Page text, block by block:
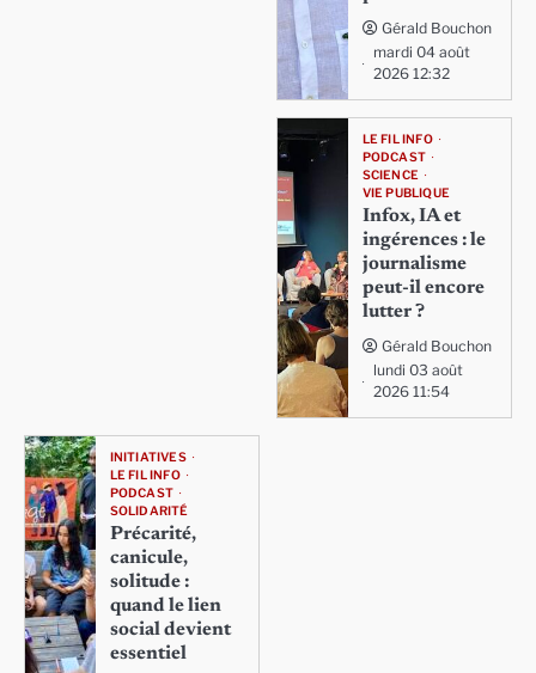
Gérald Bouchon
mardi 04 août
2026 12:32
LE FIL INFO
PODCAST
SCIENCE
VIE PUBLIQUE
Infox, IA et
ingérences : le
journalisme
peut-il encore
lutter ?
Gérald Bouchon
lundi 03 août
2026 11:54
INITIATIVES
LE FIL INFO
PODCAST
SOLIDARITÉ
Précarité,
canicule,
solitude :
quand le lien
social devient
essentiel